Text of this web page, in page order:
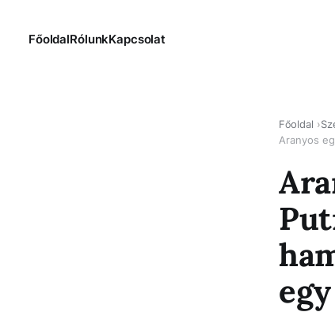
FőoldalRólunkKapcsolat
Főoldal
Aranyos